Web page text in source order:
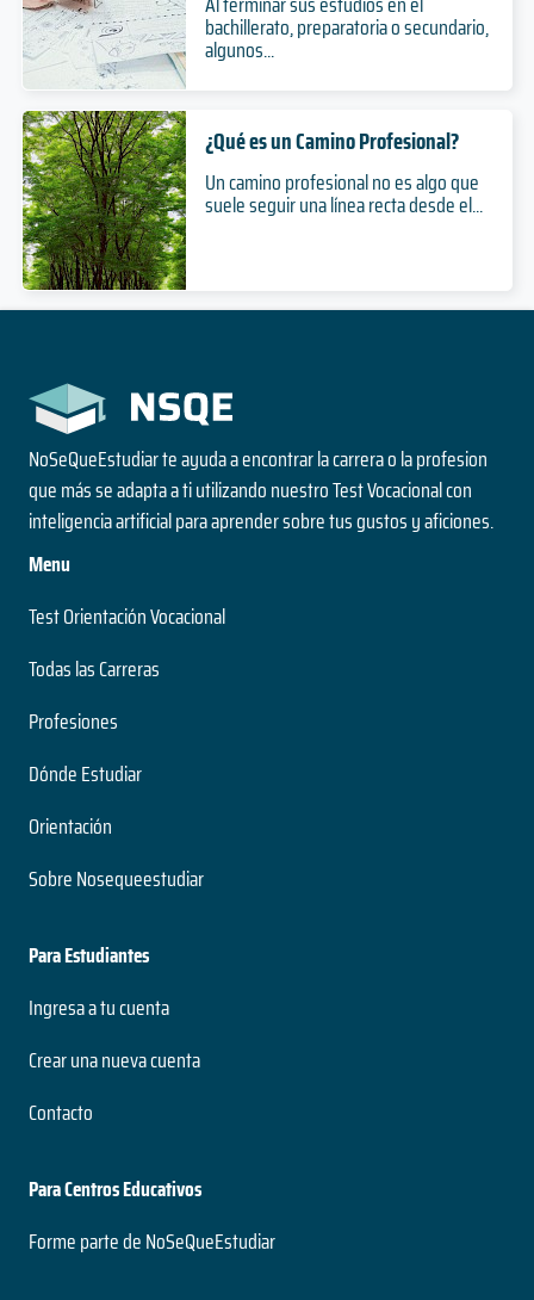
Doctorado
Nivel
Presencial
Modalidad
Doctorado en Ciencias, mención Microbiología
6 años
Duración
Doctorado
Modalidad
Arquitectura
6 años
Duración
Pregrado
Nivel
Presencial
Modalidad
Artes Plásticas
Duración
Pregrado
Nivel
Presencial
Modalidad
Biología con mención en Medio Ambiente
5 años
Pregrado
Presencial
Bioquímica
6 años
Pregrado
Nivel
Presencial
Modalidad
Cine y Televisión
Duración
Nivel
bachillerato, preparatoria o secundario,
algunos...
¿Qué es un Camino Profesional?
Un camino profesional no es algo que
suele seguir una línea recta desde el...
NoSeQueEstudiar te ayuda a encontrar la carrera o la profesion
que más se adapta a ti utilizando nuestro Test Vocacional con
inteligencia artificial para aprender sobre tus gustos y aficiones.
Menu
Test Orientación Vocacional
Todas las Carreras
Profesiones
Dónde Estudiar
Orientación
Sobre Nosequeestudiar
Para Estudiantes
Ingresa a tu cuenta
Crear una nueva cuenta
Contacto
Para Centros Educativos
Forme parte de NoSeQueEstudiar